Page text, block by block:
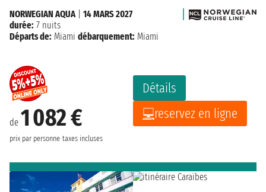
de 1 082 €
prix par personne taxes incluses
Détails
reservez en ligne
NORWEGIAN AQUA| 14 MARS 2027
durée: 7 nuits
Départs de: Miami débarquement: Miami